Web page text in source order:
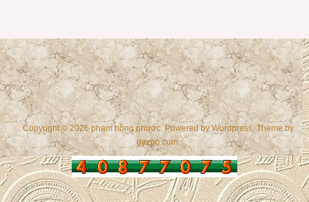
Copyright © 2026 phạm hồng phước. Powered byWordpress, Theme by
gazpo.com.